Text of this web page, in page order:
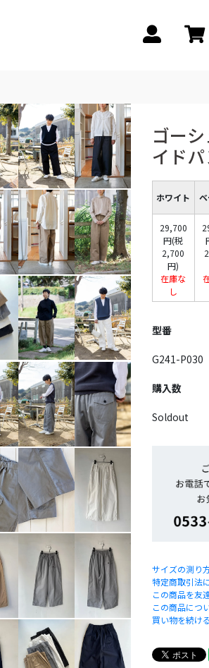
ゴー
イド
ホワイト
29,700
円(税
2,700
円)
在庫な
し
型番
G241-P030
購入数
Soldout
サイズの測り
特定商取引法
この商品を友
この商品につ
買い物を続ける